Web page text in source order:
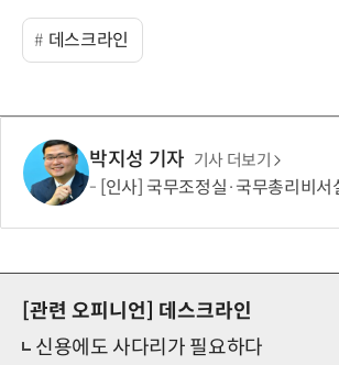
데스크라인
박지성 기자 기사 더보기
[인사] 국무조정실·국무총리비서
[관련 오피니언]
데스크라인
신용에도 사다리가 필요하다